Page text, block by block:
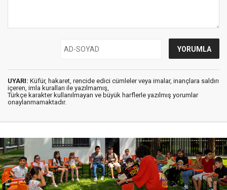
UYARI: Küfür, hakaret, rencide edici cümleler veya imalar, inançlara saldırı
içeren, imla kuralları ile yazılmamış,
Türkçe karakter kullanılmayan ve büyük harflerle yazılmış yorumlar
onaylanmamaktadır.